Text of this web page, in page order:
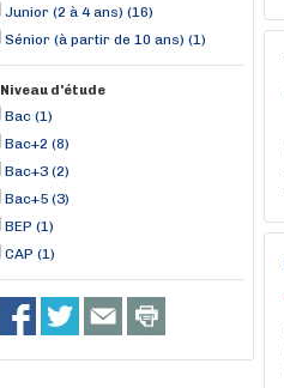
Junior (2 à 4 ans) (16)
Sénior (à partir de 10 ans) (1)
Niveau d'étude
Bac (1)
Bac+2 (8)
Bac+3 (2)
Bac+5 (3)
BEP (1)
CAP (1)